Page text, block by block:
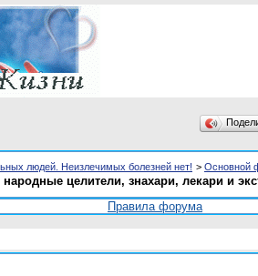
людей. Неизлечимых болезней нет! > Основной
целители, знахари, лекари и
Правила форума